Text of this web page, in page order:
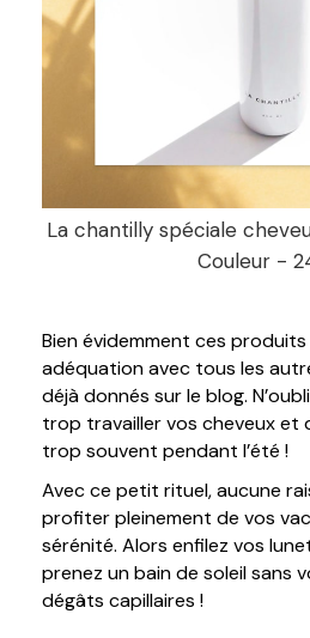
La chantilly spéciale
Couleur -
Bien évidemment ces
adéquation avec tous les
déjà donnés sur le blog.
trop travailler vos cheveux et
trop souvent pendant l’été !
Avec ce petit rituel, aucune
profiter pleinement de vos
sérénité. Alors enfilez vos
prenez un bain de soleil sans
dégâts capillaires !